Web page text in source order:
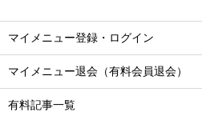
マイメニュー登録・ログイン
マイメニュー退会（有料会員退会）
有料記事一覧